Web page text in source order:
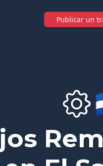
Publicar un